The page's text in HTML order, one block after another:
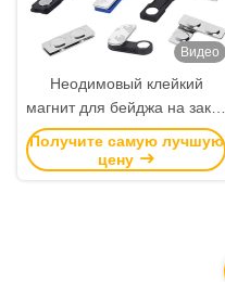
Видео
Неодимовый клейкий
магнит для бейджа на заказ
для надежного и
долговечного крепления
Получите самую лучшую
цену